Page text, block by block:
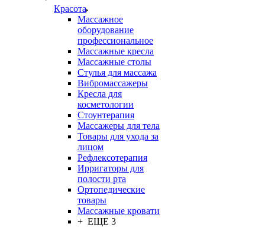
Красота
Массажное
оборудование
профессиональное
Массажные кресла
Массажные столы
Стулья для массажа
Вибромассажеры
Кресла для
косметологии
Стоунтерапия
Массажеры для тела
Товары для ухода за
лицом
Рефлексотерапия
Ирригаторы для
полости рта
Ортопедические
товары
Массажные кровати
+ ЕЩЕ 3